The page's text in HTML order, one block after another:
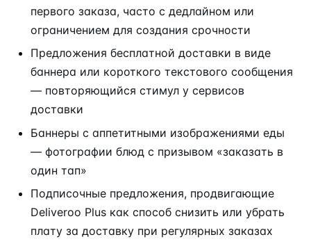
первого заказа, часто с дедлайном или
ограничением для создания срочности
Предложения бесплатной доставки в виде
баннера или короткого текстового сообщения
— повторяющийся стимул у сервисов
доставки
Баннеры с аппетитными изображениями еды
— фотографии блюд с призывом «заказать в
один тап»
Подписочные предложения, продвигающие
Deliveroo Plus как способ снизить или убрать
плату за доставку при регулярных заказах